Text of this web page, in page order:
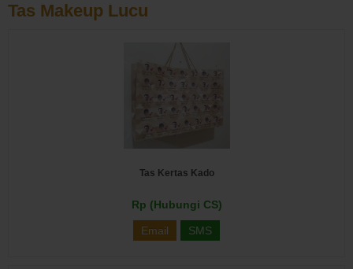
Tas Makeup Lucu
Tas Kertas Kado
Rp (Hubungi CS)
Email SMS